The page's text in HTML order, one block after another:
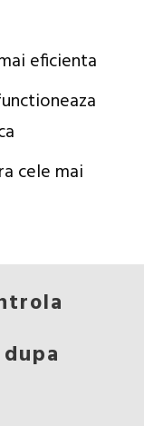
eficienta
cele mai